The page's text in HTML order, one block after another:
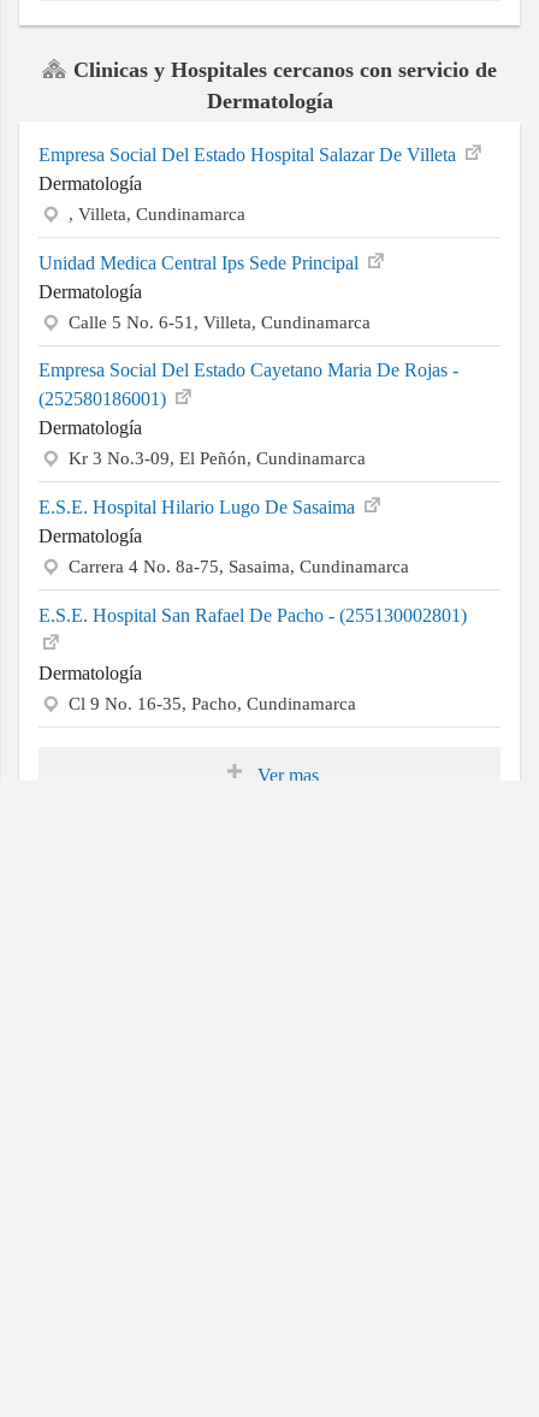
Clinicas y Hospitales cercanos con servicio de
Dermatología
Empresa Social Del Estado Hospital Salazar De Villeta
Dermatología
, Villeta, Cundinamarca
Unidad Medica Central Ips Sede Principal
Dermatología
Calle 5 No. 6-51, Villeta, Cundinamarca
Empresa Social Del Estado Cayetano Maria De Rojas -
(252580186001)
Dermatología
Kr 3 No.3-09, El Peñón, Cundinamarca
E.S.E. Hospital Hilario Lugo De Sasaima
Dermatología
Carrera 4 No. 8a-75, Sasaima, Cundinamarca
E.S.E. Hospital San Rafael De Pacho - (255130002801)
Dermatología
Cl 9 No. 16-35, Pacho, Cundinamarca
Ver mas